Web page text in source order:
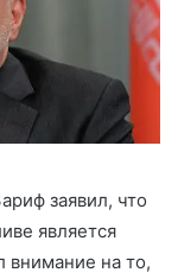
заявил, что
является
внимание на то,